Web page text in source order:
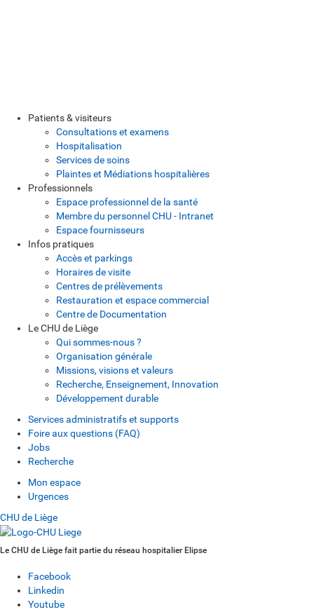
Patients & visiteurs
Consultations et examens
Hospitalisation
Services de soins
Plaintes et Médiations hospitalières
Professionnels
Espace professionnel de la santé
Membre du personnel CHU - Intranet
Espace fournisseurs
Infos pratiques
Accès et parkings
Horaires de visite
Centres de prélèvements
Restauration et espace commercial
Centre de Documentation
Le CHU de Liège
Qui sommes-nous ?
Organisation générale
Missions, visions et valeurs
Recherche, Enseignement, Innovation
Développement durable
Services administratifs et supports
Foire aux questions (FAQ)
Jobs
Recherche
Mon espace
Urgences
CHU de Liège
Le CHU de Liège fait partie du réseau hospitalier Elipse
Facebook
Linkedin
Youtube